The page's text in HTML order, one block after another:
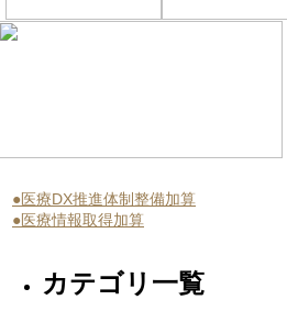
●医療DX推進体制整備加算
●医療情報取得加算
カテゴリ一覧